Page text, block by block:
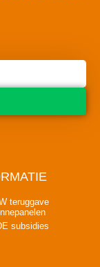
teruggave
subsidies